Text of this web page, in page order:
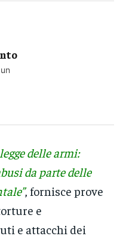
delle armi:
da parte delle
, fornisce prove
e
e attacchi dei